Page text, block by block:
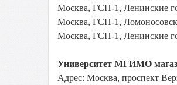
Москва, ГСП-1, Ленинские
Москва, ГСП-1,
Москва, ГСП-1, Ленинские
Университет МГИМО
Адрес: Москва, проспект